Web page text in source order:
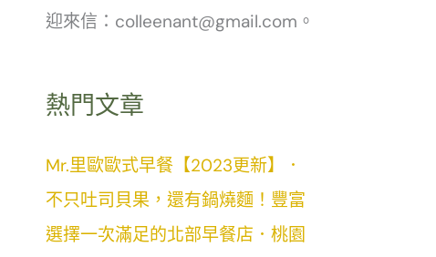
迎來信：colleenant@gmail.com。
熱門文章
Mr.里歐歐式早餐【2023更新】．
不只吐司貝果，還有鍋燒麵！豐富
選擇一次滿足的北部早餐店．桃園